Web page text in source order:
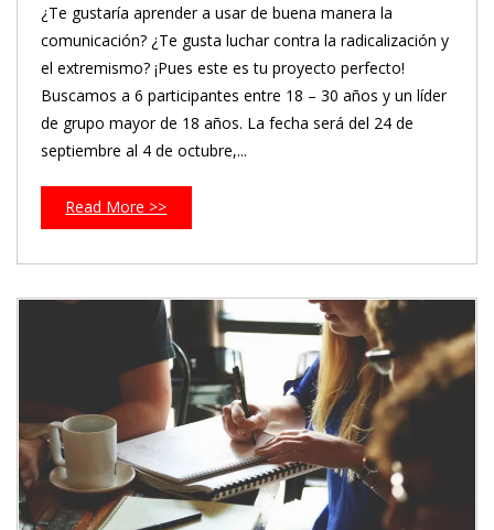
¿Te gustaría aprender a usar de buena manera la
comunicación? ¿Te gusta luchar contra la radicalización y
el extremismo? ¡Pues este es tu proyecto perfecto!
Buscamos a 6 participantes entre 18 – 30 años y un líder
de grupo mayor de 18 años. La fecha será del 24 de
septiembre al 4 de octubre,...
Read More >>